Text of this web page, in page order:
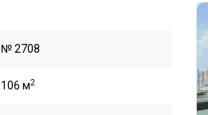
№ 2708
106 м2